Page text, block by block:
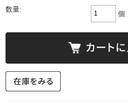
数量:
個